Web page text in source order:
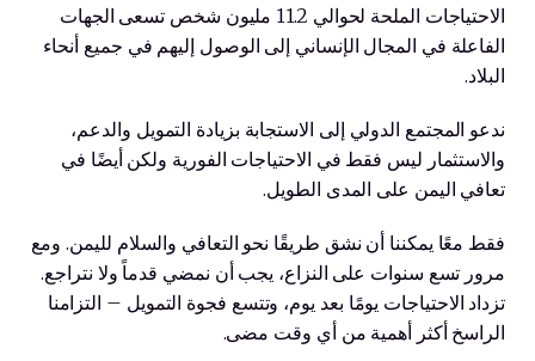
الاحتياجات الملحة لحوالي 11.2 مليون شخص تسعى الجهات
الفاعلة في المجال الإنساني إلى الوصول إليهم في جميع أنحاء
البلاد.
ندعو المجتمع الدولي إلى الاستجابة بزيادة التمويل والدعم،
والاستثمار ليس فقط في الاحتياجات الفورية ولكن أيضًا في
تعافي اليمن على المدى الطويل.
فقط معًا يمكننا أن نشق طريقًا نحو التعافي والسلام لليمن. ومع
مرور تسع سنوات على النزاع، يجب أن نمضي قدماً ولا نتراجع.
تزداد الاحتياجات يومًا بعد يوم، وتتسع فجوة التمويل – التزامنا
الراسخ أكثر أهمية من أي وقت مضى.